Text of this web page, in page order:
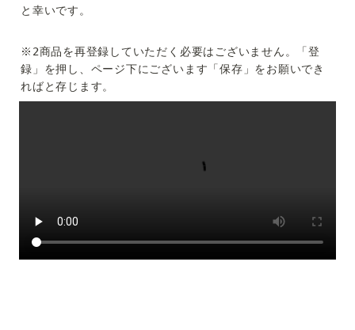
と幸いです。
※2商品を再登録していただく必要はございません。「登
録」を押し、ページ下にございます「保存」をお願いでき
ればと存じます。